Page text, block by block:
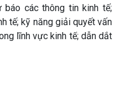
báo các thông tin kinh tế;
tế; kỹ năng giải quyết vấn
lĩnh vực kinh tế; dẫn dắt